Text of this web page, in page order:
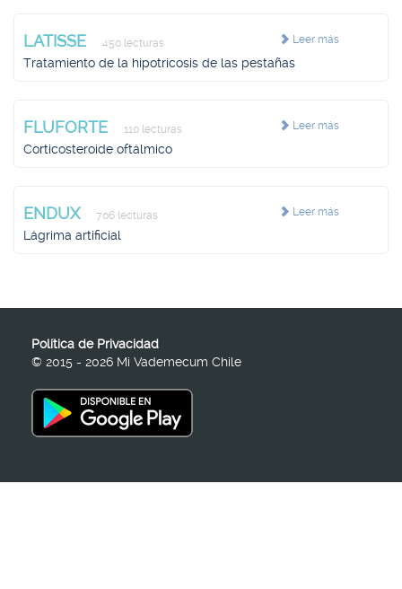
Leer más
LATISSE 450 lecturas
Tratamiento de la hipotricosis de las pestañas
Leer más
FLUFORTE 110 lecturas
Corticosteroide oftálmico
Leer más
ENDUX 706 lecturas
Lágrima artificial
Política de Privacidad
© 2015 - 2026 Mi Vademecum Chile